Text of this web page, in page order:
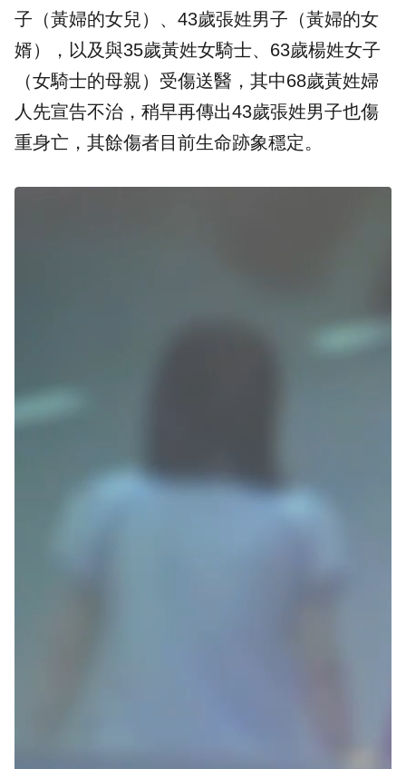
子（黃婦的女兒）、43歲張姓男子（黃婦的女
婿），以及與35歲黃姓女騎士、63歲楊姓女子
（女騎士的母親）受傷送醫，其中68歲黃姓婦
人先宣告不治，稍早再傳出43歲張姓男子也傷
重身亡，其餘傷者目前生命跡象穩定。